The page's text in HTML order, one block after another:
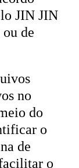
JIN JIN
de
no
do
o
de
o